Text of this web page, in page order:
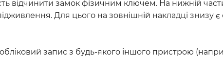
відчинити замок фізичним ключем. На нижній
Для цього на зовнішній накладці знизу є
запис з будь-якого іншого пристрою